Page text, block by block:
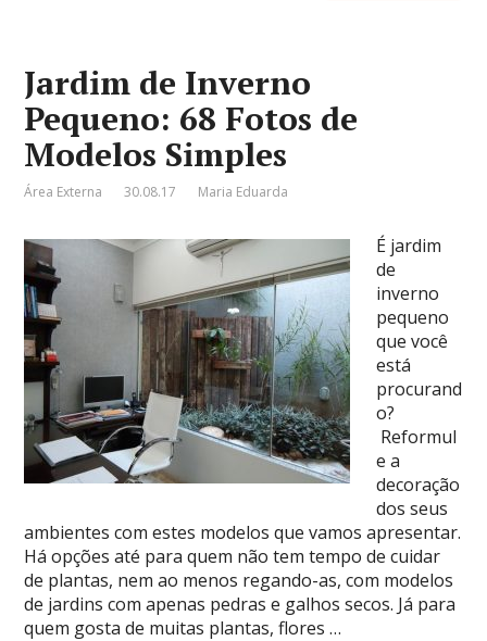
Jardim de Inverno
Pequeno: 68 Fotos de
Modelos Simples
Área Externa 30.08.17 Maria Eduarda
É jardim
de
inverno
pequeno
que você
está
procurand
o?
Reformul
e a
decoração
dos seus
ambientes com estes modelos que vamos apresentar.
Há opções até para quem não tem tempo de cuidar
de plantas, nem ao menos regando-as, com modelos
de jardins com apenas pedras e galhos secos. Já para
quem gosta de muitas plantas, flores …